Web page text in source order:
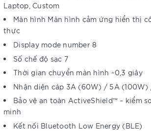
Laptop, Custom
Màn hình Màn hình cảm ứng hiển thị
thực
Display mode number 8
Số chế độ sạc 7
Thời gian chuyển màn hình ~0,3 giây
Nhận diện cáp 3A (60W) / 5A (100W)
Bảo vệ an toàn ActiveShield™ – kiểm
minh
Kết nối Bluetooth Low Energy (BLE)